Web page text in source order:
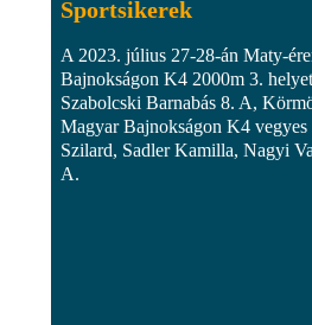
Sportsikerek
A 2023. július 27-28-án Maty-
Bajnokságon K4 2000m 3.
Szabolcski Barnabás 8. A,
Magyar Bajnokságon K4
Szilard, Sadler Kamilla, Nagyi
A.